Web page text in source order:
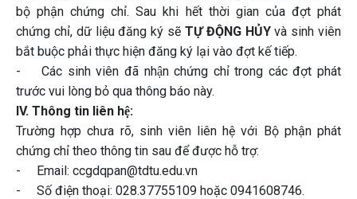
bộ phận chứng chỉ. Sau khi hết thời gian của đợt phát
chứng chỉ, dữ liệu đăng ký sẽ TỰ ĐỘNG HỦYvà sinh viên
bắt buộc phải thực hiện đăng ký lại vào đợt kế tiếp.
- Các sinh viên đã nhận chứng chỉ trong các đợt phát
trước vui lòng bỏ qua thông báo này.
IV. Thông tin liên hệ:
Trường hợp chưa rõ, sinh viên liên hệ với Bộ phận phát
chứng chỉ theo thông tin sau để được hỗ trợ:
- Email: ccgdqpan@tdtu.edu.vn
- Số điện thoại: 028.37755109 hoặc 0941608746.